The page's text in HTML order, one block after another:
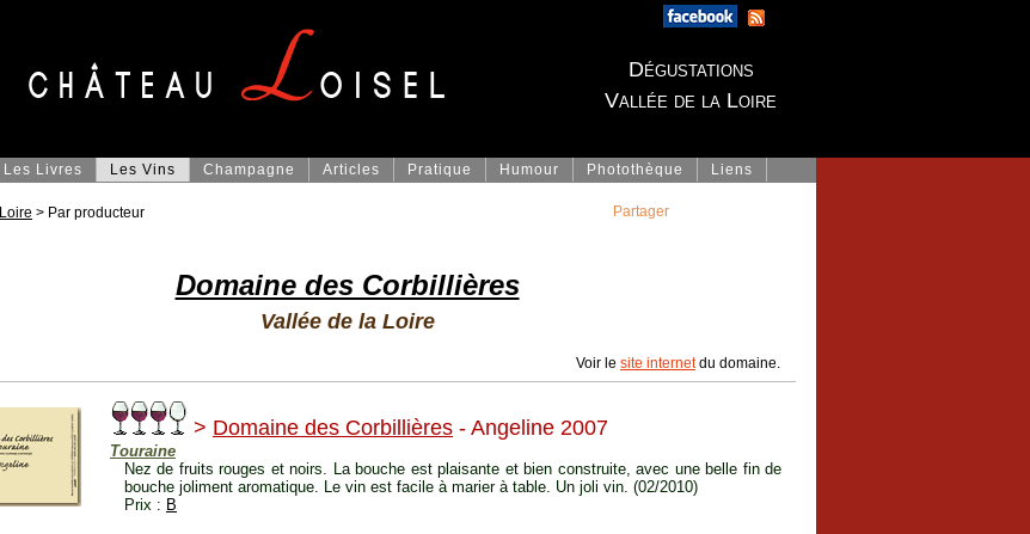
Dégustations
Vallée de la Loire
Les Livres Les Vins Champagne Articles Pratique Humour Photothèque Liens
Loire > Par producteur
Domaine des Corbillières
Vallée de la Loire
Voir le site internetdu domaine.
> Domaine des Corbillières - Angeline 2007
Touraine
Nez de fruits rouges et noirs. La bouche est plaisante et bien construite, avec une belle fin de
bouche joliment aromatique. Le vin est facile à marier à table. Un joli vin. (02/2010)
Prix : B
Partager